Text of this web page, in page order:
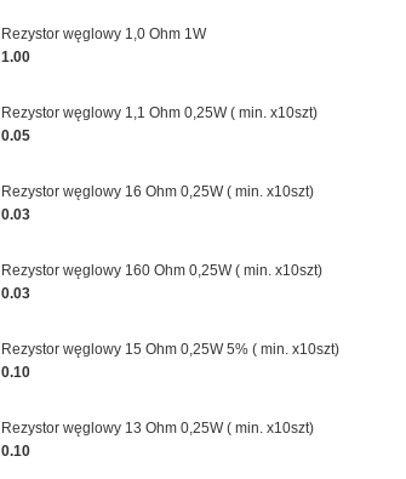
Rezystor węglowy 1,0 Ohm 1W
1.00
Rezystor węglowy 1,1 Ohm 0,25W ( min. x10szt)
0.05
Rezystor węglowy 16 Ohm 0,25W ( min. x10szt)
0.03
Rezystor węglowy 160 Ohm 0,25W ( min. x10szt)
0.03
Rezystor węglowy 15 Ohm 0,25W 5% ( min. x10szt)
0.10
Rezystor węglowy 13 Ohm 0,25W ( min. x10szt)
0.10